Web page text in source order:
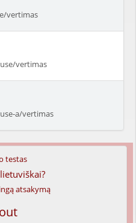
vertimas
vertimas
a/vertimas
testas
atsakymą